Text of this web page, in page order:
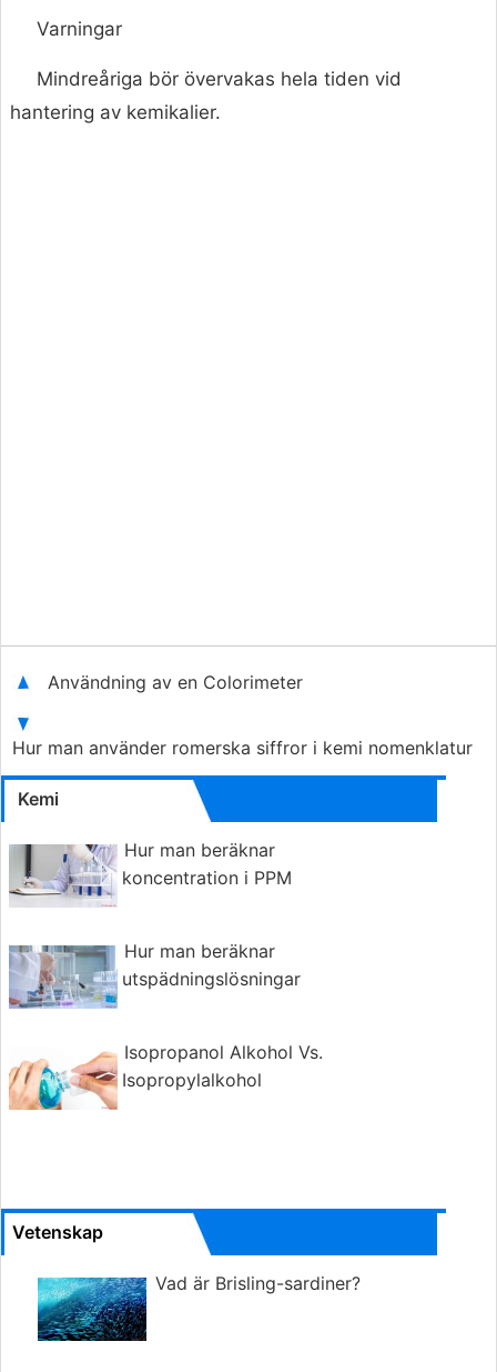
Varningar
Mindreåriga bör övervakas hela tiden vid
hantering av kemikalier.
Användning av en Colorimeter
Hur man använder romerska siffror i kemi nomenklatur
Kemi
Hur man beräknar
koncentration i PPM
Hur man beräknar
utspädningslösningar
Isopropanol Alkohol Vs.
Isopropylalkohol
Vetenskap
Vad är Brisling-sardiner?